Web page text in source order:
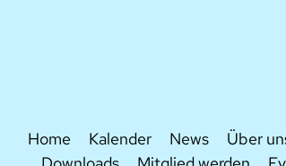
Home Kalender News Über